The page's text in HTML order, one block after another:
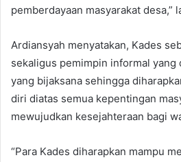
pemberdayaan masyarakat desa,”
Ardiansyah menyatakan, Kades
sekaligus pemimpin informal yang
yang bijaksana sehingga
diri diatas semua kepentingan
mewujudkan kesejahteraan bagi
“Para Kades diharapkan mampu